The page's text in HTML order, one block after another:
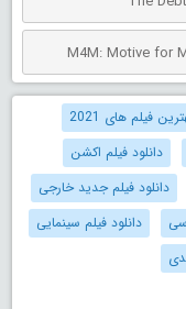
فیلم های 2021
دانلود فیلم اکشن
دانلود فیلم جدید خارجی
دانلود فیلم سینمایی